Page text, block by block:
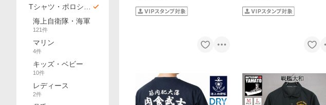
Tシャツ・ポロシャ
ツ
海上自衛隊・海軍
121件
マリン
4件
キッズ・ベビー
10件
レディース
2件